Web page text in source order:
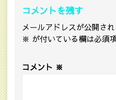
コメントを残す
メールアドレスが公開さ
※ が付いている欄は必須
コメント ※